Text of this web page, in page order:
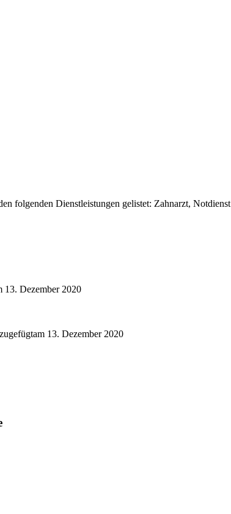
folgenden Dienstleistungen gelistet: Zahnarzt, Notdienst
13. Dezember 2020
am 13. Dezember 2020